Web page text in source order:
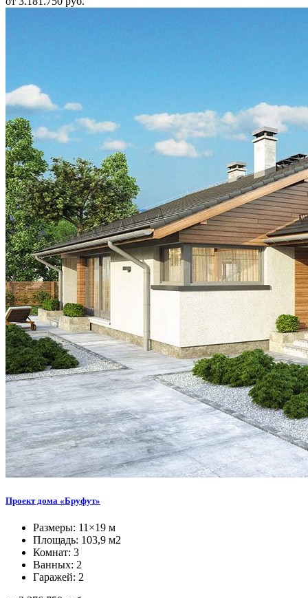
Проект дома «Бруфут»
Размеры: 11×19 м
Площадь: 103,9 м2
Комнат: 3
Ванных: 2
Гаражей: 2